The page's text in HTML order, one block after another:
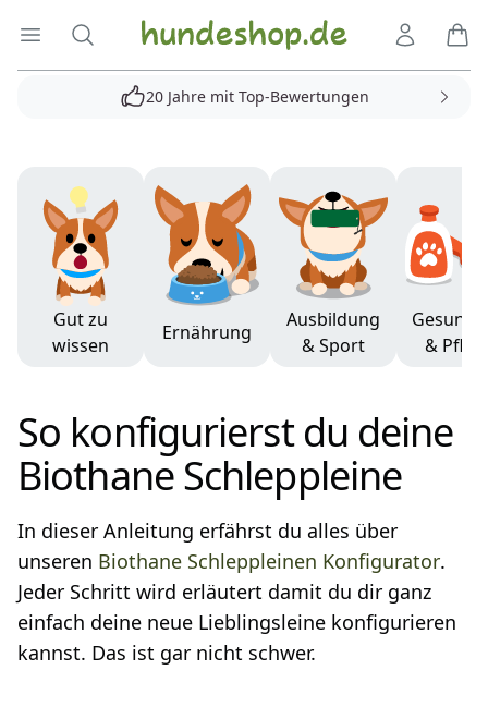
Menü öffnen
Suche Hundeshop.de
20 Jahre mit Top-Bewertungen
Gut zu
wissen
Ernährung
Ausbildung
& Sport
&
So konfigurierst du deine
Biothane Schleppleine
In dieser Anleitung erfährst du alles über
unseren Biothane Schleppleinen Konfigurator.
Jeder Schritt wird erläutert damit du dir ganz
einfach deine neue Lieblingsleine konfigurieren
kannst. Das ist gar nicht schwer.